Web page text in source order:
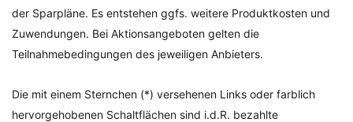
der Sparpläne. Es entstehen ggfs. weitere Produktkosten und
Zuwendungen. Bei Aktionsangeboten gelten die
Teilnahmebedingungen des jeweiligen Anbieters.
Die mit einem Sternchen (*) versehenen Links oder farblich
hervorgehobenen Schaltflächen sind i.d.R. bezahlte